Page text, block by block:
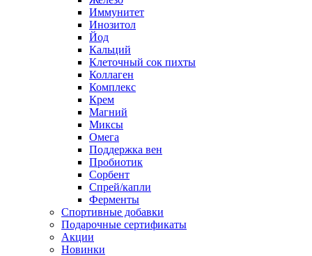
Иммунитет
Инозитол
Йод
Кальций
Клеточный сок пихты
Коллаген
Комплекс
Крем
Магний
Миксы
Омега
Поддержка вен
Пробиотик
Сорбент
Спрей/капли
Ферменты
Спортивные добавки
Подарочные сертификаты
Акции
Новинки